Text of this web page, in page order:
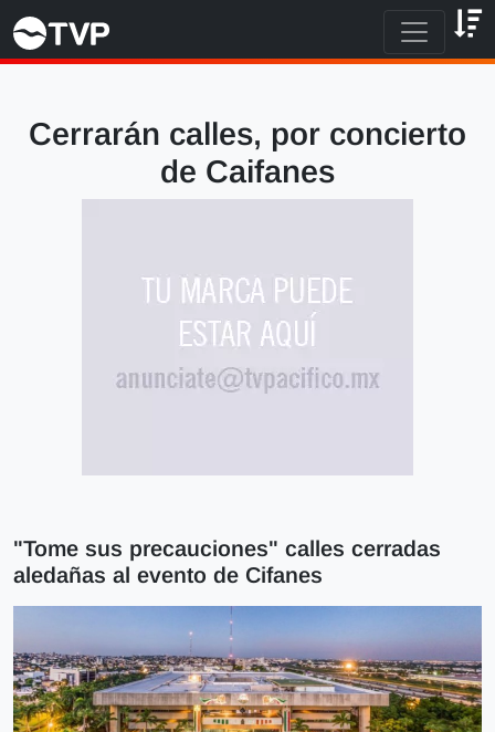
Cerrarán calles, por concierto
de Caifanes
"Tome sus precauciones" calles cerradas
aledañas al evento de Cifanes